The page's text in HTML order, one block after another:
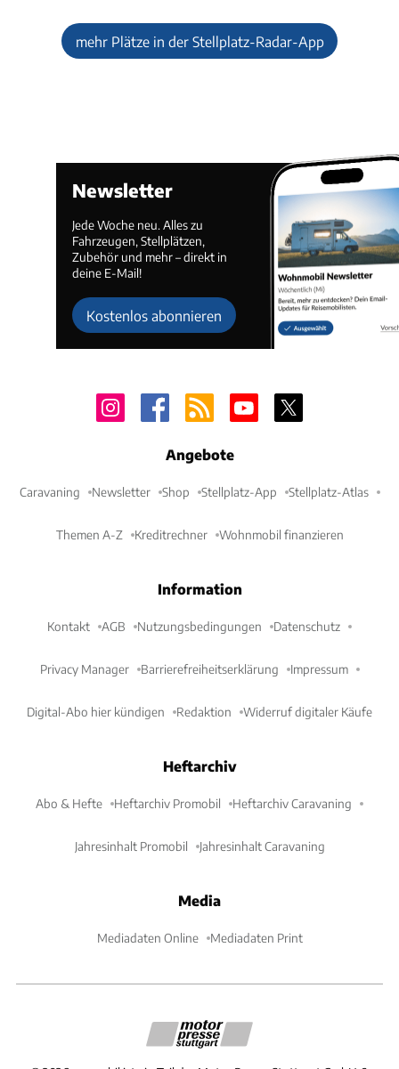
mehr Plätze in der Stellplatz-Radar-App
Newsletter
Jede Woche neu. Alles zu
Fahrzeugen, Stellplätzen,
Zubehör und mehr – direkt in
deine E-Mail!
Kostenlos abonnieren
Angebote
Caravaning Newsletter Shop Stellplatz-App Stellplatz-Atlas
Themen A-Z Kreditrechner Wohnmobil finanzieren
Information
Kontakt AGB Nutzungsbedingungen Datenschutz
Privacy Manager Barrierefreiheitserklärung Impressum
Digital-Abo hier kündigen Redaktion Widerruf digitaler Käufe
Heftarchiv
Abo & Hefte Heftarchiv Promobil Heftarchiv Caravaning
Jahresinhalt Promobil Jahresinhalt Caravaning
Media
Mediadaten Online Mediadaten Print